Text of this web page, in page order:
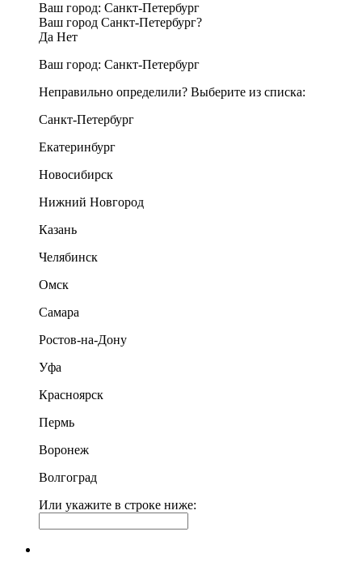
Ваш город: Санкт-Петербург
Ваш город Санкт-Петербург?
Да Нет
Ваш город: Санкт-Петербург
Неправильно определили? Выберите из списка:
Санкт-Петербург
Екатеринбург
Новосибирск
Нижний Новгород
Казань
Челябинск
Омск
Самара
Ростов-на-Дону
Уфа
Красноярск
Пермь
Воронеж
Волгоград
Или укажите в строке ниже: